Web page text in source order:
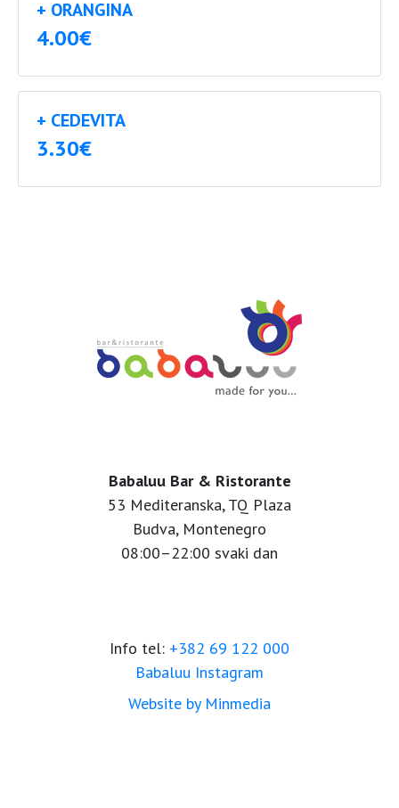
+ ORANGINA
4.00€
+ CEDEVITA
3.30€
Babaluu Bar & Ristorante
53 Mediteranska, TQ Plaza
Budva, Montenegro
08:00–22:00 svaki dan
Info tel: +382 69 122 000
Babaluu Instagram
Website by Minmedia